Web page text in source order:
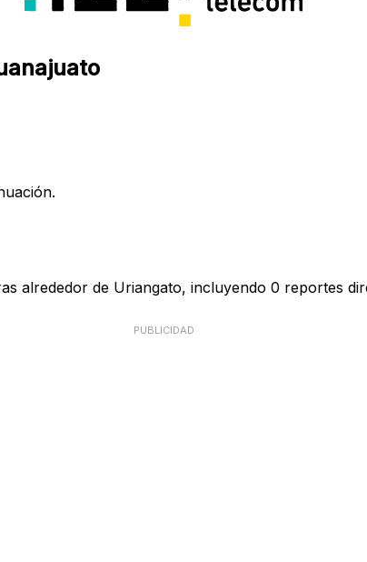
alrededor de Uriangato, incluyendo 0 reportes
PUBLICIDAD